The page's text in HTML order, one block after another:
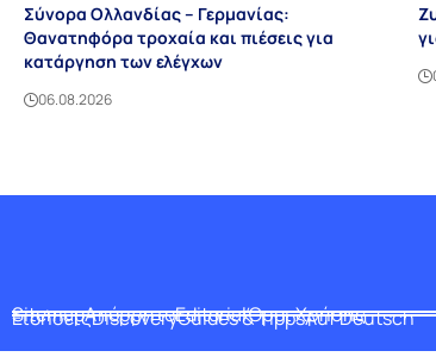
Σύνορα Ολλανδίας – Γερμανίας:
Θανατηφόρα τροχαία και πιέσεις για
κατάργηση των ελέγχων
06.08.2026
ΕιδήσειςDiscoveryGuides & TippsAuf Deutsch
SitemapΑπόρρητοEditorialΌροι Χρήσης